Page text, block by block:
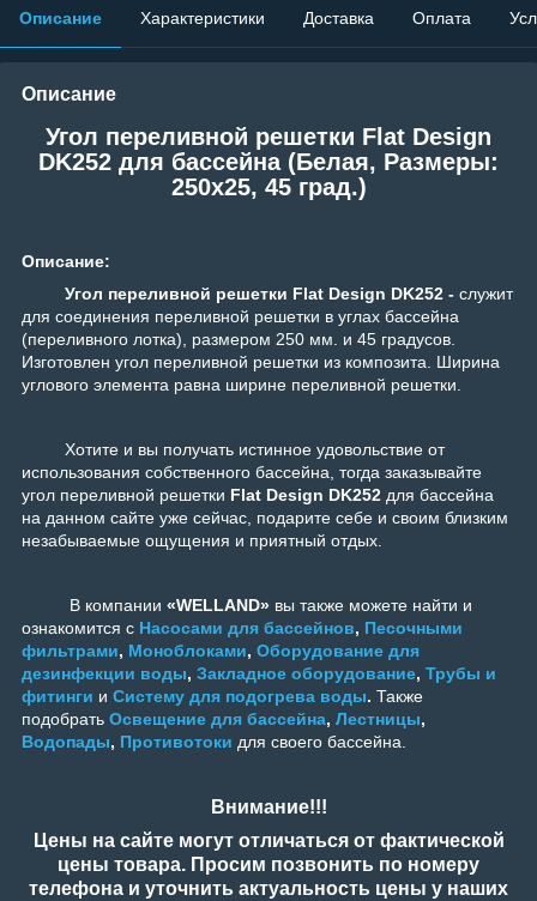
Описание Характеристики Доставка Оплата
Описание
Угол переливной решетки Flat Design
DK252 для бассейна (Белая, Размеры:
250x25, 45 град.)
Описание:
Угол переливной решетки Flat Design DK252 - служит
для соединения переливной решетки в углах бассейна
(переливного лотка), размером 250 мм. и 45 градусов.
Изготовлен угол переливной решетки из композита. Ширина
углового элемента равна ширине переливной решетки.
Хотите и вы получать истинное удовольствие от
использования собственного бассейна, тогда заказывайте
угол переливной решетки Flat Design DK252 для бассейна
на данном сайте уже сейчас, подарите себе и своим близким
незабываемые ощущения и приятный отдых.
В компании «WELLAND» вы также можете найти и
ознакомится с Насосами для бассейнов, Песочными
фильтрами, Моноблоками, Оборудование для
дезинфекции воды, Закладное оборудование, Трубы и
фитинги и Систему для подогрева воды. Также
подобрать Освещение для бассейна, Лестницы,
Водопады, Противотоки для своего бассейна.
Внимание!!!
Цены на сайте могут отличаться от фактической
цены товара. Просим позвонить по номеру
телефона и уточнить актуальность цены у наших